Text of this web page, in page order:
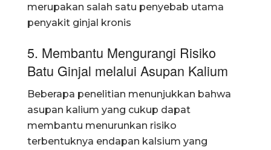
merupakan salah satu penyebab utama
penyakit ginjal kronis
5. Membantu Mengurangi Risiko
Batu Ginjal melalui Asupan Kalium
Beberapa penelitian menunjukkan bahwa
asupan kalium yang cukup dapat
membantu menurunkan risiko
terbentuknya endapan kalsium yang